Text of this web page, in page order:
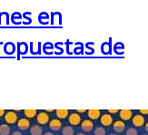
en
de